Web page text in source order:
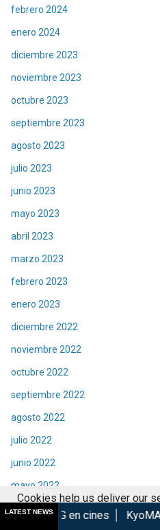
febrero 2024
enero 2024
diciembre 2023
noviembre 2023
octubre 2023
septiembre 2023
agosto 2023
julio 2023
junio 2023
mayo 2023
abril 2023
marzo 2023
febrero 2023
enero 2023
diciembre 2022
noviembre 2022
octubre 2022
septiembre 2022
agosto 2022
julio 2022
junio 2022
mayo 2022
abril 2022
LATEST NEWSKyoMAF 2026:
Cookies help us deliver our
services, you agree to our